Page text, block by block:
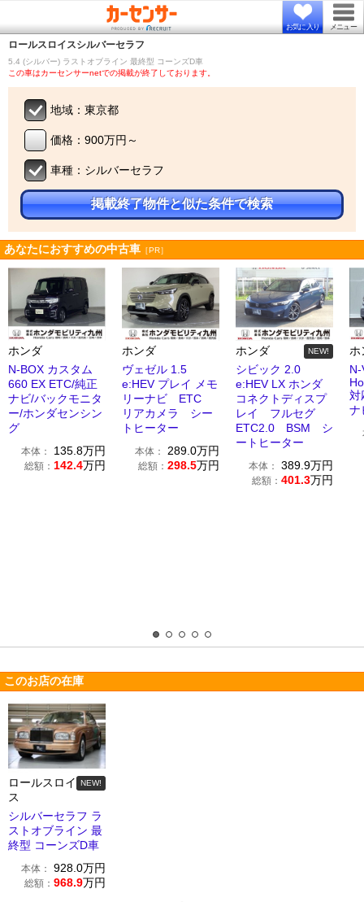
お気に入り メニュー
ロールスロイスシルバーセラフ
5.4 (シルバー) ラストオブライン 最終型 コーンズD車
この車はカーセンサーnetでの掲載が終了しております。
地域：東京都
価格：900万円～
車種：シルバーセラフ
掲載終了物件と似た条件で検索
あなたにおすすめの中古車 ［PR］
ホンダ
N-BOX カスタム
660 EX ETC/純正
ナビ/バックモニタ
ー/ホンダセンシン
グ
本体： 135.8万円
総額： 142.4万円
ホンダ
ヴェゼル 1.5
e:HEV プレイ メモ
リーナビ ETC
リアカメラ シー
トヒーター
本体： 289.0万円
総額： 298.5万円
ホンダ NEW!
シビック 2.0
e:HEV LX ホンダ
コネクトディスプ
レイ フルセグ
ETC2.0 BSM シ
ートヒーター
本体： 389.9万円
総額： 401.3万円
ホ
対
ナ
このお店の在庫
ロールスロイ
ス
NEW!
シルバーセラフ ラ
ストオブライン 最
終型 コーンズD車
本体： 928.0万円
総額： 968.9万円